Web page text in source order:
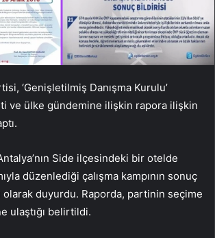
‘Genişletilmiş Danışma Kurulu’
ve ülke gündemine ilişkin rapora ilişkin
Side ilçesindeki bir otelde
düzenlediği çalışma kampının sonuç
olarak duyurdu. Raporda, partinin seçime
ulaştığı belirtildi.